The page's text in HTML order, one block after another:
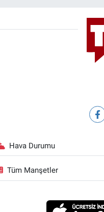
Hava Durumu
Tüm Manşetler